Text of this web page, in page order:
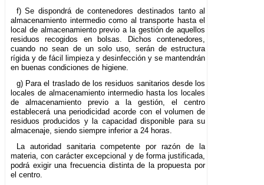
f) Se dispondrá de contenedores destinados tanto al
almacenamiento intermedio como al transporte hasta el
local de almacenamiento previo a la gestión de aquellos
residuos recogidos en bolsas. Dichos contenedores,
cuando no sean de un solo uso, serán de estructura
rígida y de fácil limpieza y desinfección y se mantendrán
en buenas condiciones de higiene.
g) Para el traslado de los residuos sanitarios desde los
locales de almacenamiento intermedio hasta los locales
de almacenamiento previo a la gestión, el centro
establecerá una periodicidad acorde con el volumen de
residuos producidos y la capacidad disponible para su
almacenaje, siendo siempre inferior a 24 horas.
La autoridad sanitaria competente por razón de la
materia, con carácter excepcional y de forma justificada,
podrá exigir una frecuencia distinta de la propuesta por
el centro.